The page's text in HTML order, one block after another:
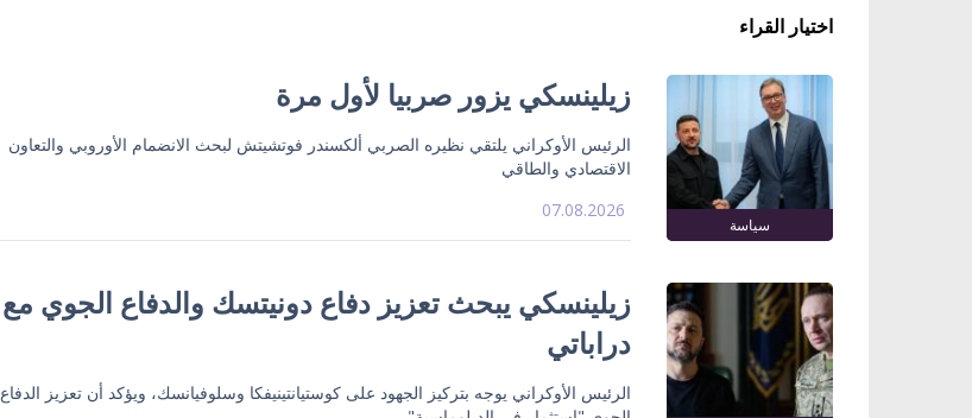
اختيار القراء
سياسة
زيلينسكي يزور صربيا لأول مرة
الرئيس الأوكراني يلتقي نظيره الصربي ألكسندر فوتشيتش لبحث الانضمام الأوروبي والتعاون
الاقتصادي والطاقي
07.08.2026
زيلينسكي يبحث تعزيز دفاع دونيتسك والدفاع الجوي مع
دراباتي
الرئيس الأوكراني يوجه بتركيز الجهود على كوستيانتينيفكا وسلوفيانسك، ويؤكد أن تعزيز الدفاع